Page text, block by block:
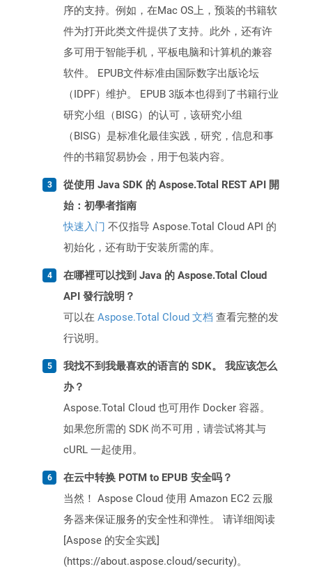
序的支持。例如，在Mac OS上，预装的书籍软
件为打开此类文件提供了支持。此外，还有许
多可用于智能手机，平板电脑和计算机的兼容
软件。 EPUB文件标准由国际数字出版论坛
（IDPF）维护。 EPUB 3版本也得到了书籍行业
研究小组（BISG）的认可，该研究小组
（BISG）是标准化最佳实践，研究，信息和事
件的书籍贸易协会，用于包装内容。
從使用 Java SDK 的 Aspose.Total REST API 開
始：初學者指南
快速入门 不仅指导 Aspose.Total Cloud API 的
初始化，还有助于安装所需的库。
在哪裡可以找到 Java 的 Aspose.Total Cloud
API 發行說明？
可以在 Aspose.Total Cloud 文档 查看完整的发
行说明。
我找不到我最喜欢的语言的 SDK。 我应该怎么
办？
Aspose.Total Cloud 也可用作 Docker 容器。
如果您所需的 SDK 尚不可用，请尝试将其与
cURL 一起使用。
在云中转换 POTM to EPUB 安全吗？
当然！ Aspose Cloud 使用 Amazon EC2 云服
务器来保证服务的安全性和弹性。 请详细阅读
[Aspose 的安全实践]
(https://about.aspose.cloud/security)。